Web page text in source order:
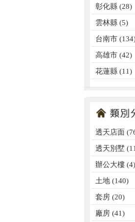
彰化縣 (28)
雲林縣 (5)
台南市
高雄市 (42)
花蓮縣 (11)
透天店面
透天別墅
辦公大樓 (4)
土地 (140)
套房 (20)
廠房 (41)